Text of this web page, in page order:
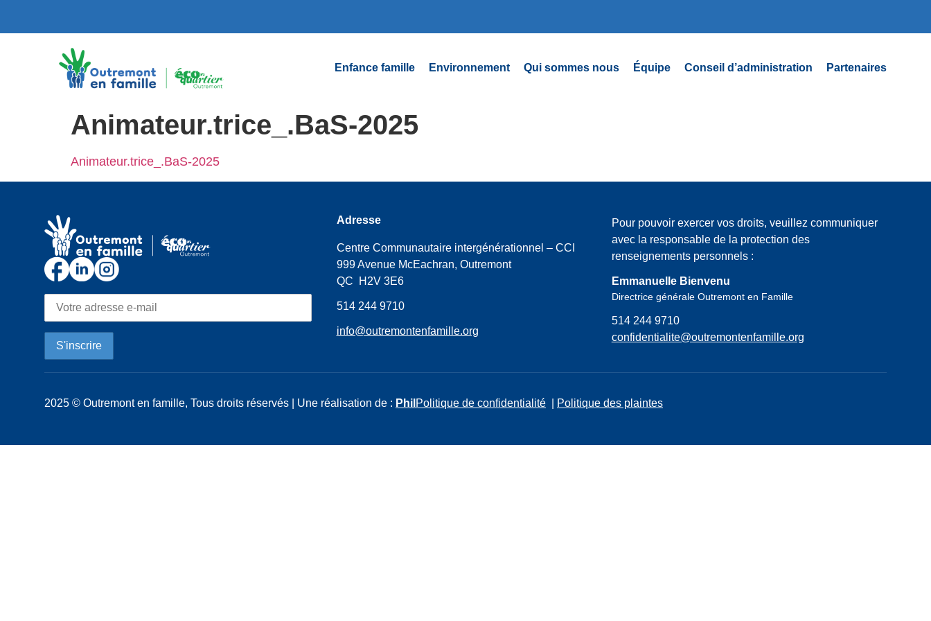
Enfance famille Environnement Qui sommes nous Équipe Conseil d’administration Partenaires
Animateur.trice_.BaS-2025
Animateur.trice_.BaS-2025
Adresse
Centre Communautaire intergénérationnel – CCI
999 Avenue McEachran, Outremont
QC H2V 3E6
514 244 9710
info@outremontenfamille.org
Pour pouvoir exercer vos droits, veuillez communiquer
avec la responsable de la protection des
renseignements personnels :
Emmanuelle Bienvenu
Directrice générale Outremont en Famille
514 244 9710
confidentialite@outremontenfamille.org
2025 © Outremont en famille, Tous droits réservés | Une réalisation de : Phil Politique de confidentialité Politique des plaintes